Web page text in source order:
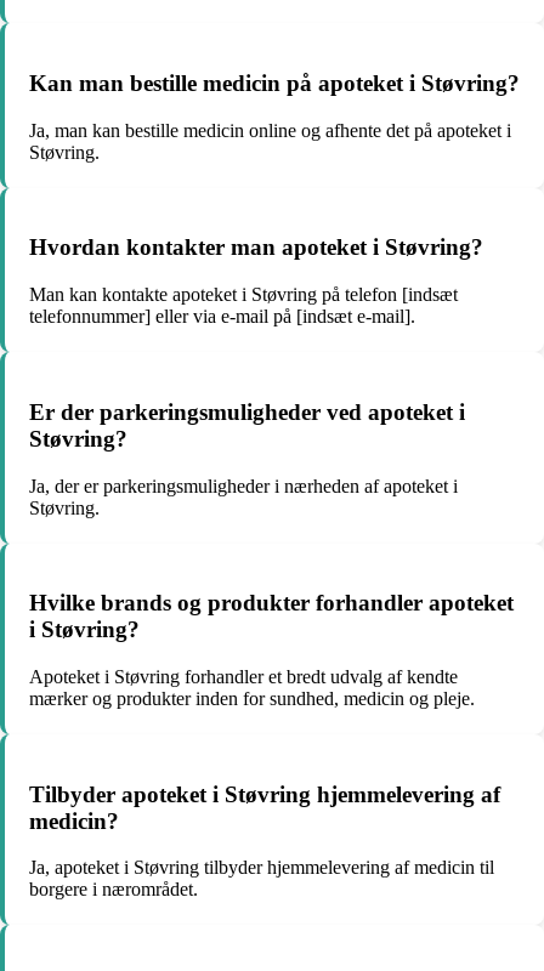
Kan man bestille medicin på apoteket i Støvring?
Ja, man kan bestille medicin online og afhente det på apoteket i
Støvring.
Hvordan kontakter man apoteket i Støvring?
Man kan kontakte apoteket i Støvring på telefon [indsæt
telefonnummer] eller via e-mail på [indsæt e-mail].
Er der parkeringsmuligheder ved apoteket i
Støvring?
Ja, der er parkeringsmuligheder i nærheden af apoteket i
Støvring.
Hvilke brands og produkter forhandler apoteket
i Støvring?
Apoteket i Støvring forhandler et bredt udvalg af kendte
mærker og produkter inden for sundhed, medicin og pleje.
Tilbyder apoteket i Støvring hjemmelevering af
medicin?
Ja, apoteket i Støvring tilbyder hjemmelevering af medicin til
borgere i nærområdet.